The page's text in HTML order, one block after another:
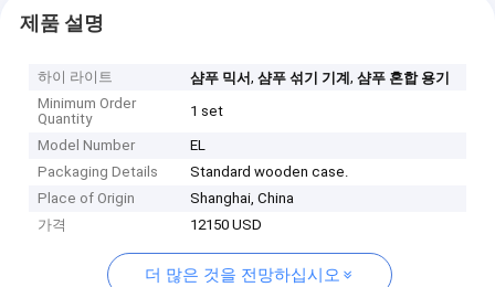
제품 설명
하이 라이트 샴푸 믹서,샴푸 섞기 기계,샴푸 혼합 용기
Minimum Order
Quantity
1 set
Model Number
EL
Packaging Details
Standard wooden case.
Place of Origin
Shanghai, China
가격
12150 USD
더 많은 것을 전망하십시오